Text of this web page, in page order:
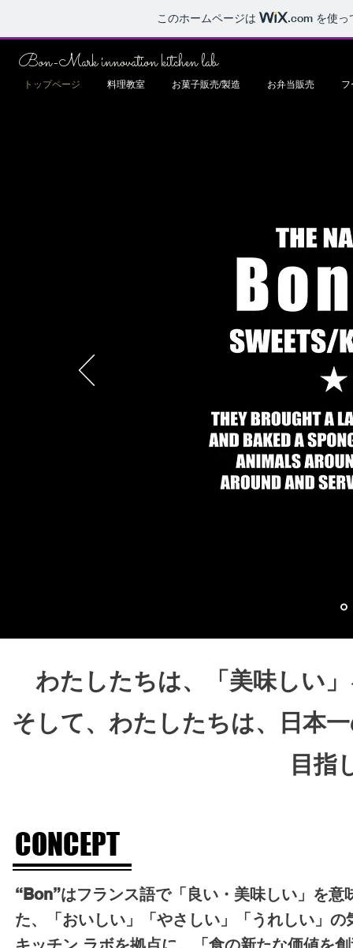
このホームページは .com を使っ
Bon-Mark innovation kitchen lab
トップページ 料理教室 お菓子販売/製造 お弁当販売 フ
わたしたちは、「美味しい
そして、わたしたちは、日本
目指
CONCEPT
“Bon”はフランス語で「良い・美味しい」を
た、「おいしい」「やさしい」「うれしい」